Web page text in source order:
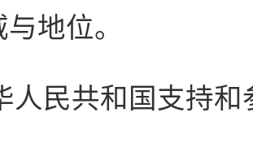
地位。
人民共和国支持